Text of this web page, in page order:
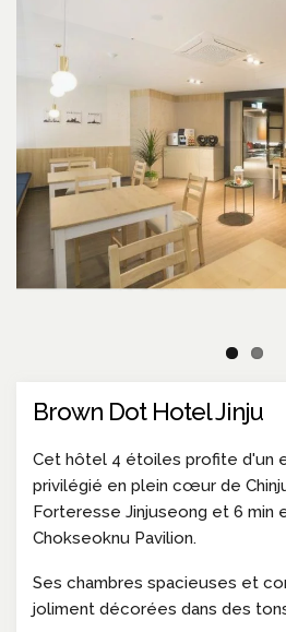
Brown Dot Hotel Jinju
Cet hôtel 4 étoiles profite d'un
privilégié en plein cœur de
Forteresse Jinjuseong et 6 min
Chokseoknu Pavilion.
Ses chambres spacieuses et
joliment décorées dans des